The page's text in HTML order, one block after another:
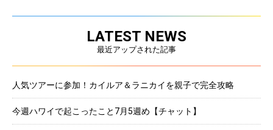
LATEST NEWS
最近アップされた記事
人気ツアーに参加！カイルア＆ラニカイを親子で完全攻略
今週ハワイで起こったこと7月5週め【チャット】